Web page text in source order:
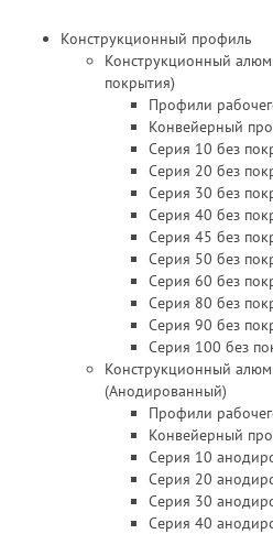
Конструкционный профиль
Конструкционный
покрытия)
Профили
Конвейерный
Серия 10 без
Серия 20 без
Серия 30 без
Серия 40 без
Серия 45 без
Серия 50 без
Серия 60 без
Серия 80 без
Серия 90 без
Серия 100 без
Конструкционный
(Анодированный)
Профили
Конвейерный
Серия 10
Серия 20
Серия 30
Серия 40